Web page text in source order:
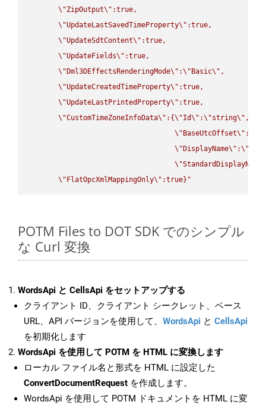
\"ZipOutput\" :true,
\"UpdateLastSavedTimeProperty\" :true,
\"UpdateSdtContent\" :true,
\"UpdateFields\" :true,
\" Dml3DEffectsRenderingMode\" :\" Basic\" ,
\"UpdateCreatedTimeProperty\" :true,
\"UpdateLastPrintedProperty\" :true,
\"CustomTimeZoneInfoData\" :{\"Id\" :\"string\" ,
\" BaseUtcOffset\" :
\" DisplayName\" :\"
\"StandardDisplayName
\" FlatOpcXmlMappingOnly\" :true}"
POTM Files to DOT SDK でのシンプル
な Curl 変換
WordsApi と CellsApi をセットアップする
クライアント ID、クライアント シークレット、ベース
URL、API バージョンを使用して、 WordsApi と CellsApi
を初期化します
WordsApi を使用して POTM を HTML に変換します
ローカル ファイル名と形式を HTML に設定した
ConvertDocumentRequest を作成します。
WordsApi を使用して POTM ドキュメントを HTML に変